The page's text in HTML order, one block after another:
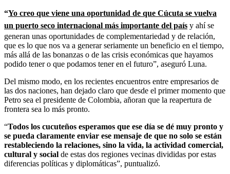
“Yo creo que viene una oportunidad de que Cúcuta se vuelva
un puerto seco internacional más importante del país y ahí se
generan unas oportunidades de complementariedad y de relación,
que es lo que nos va a generar seriamente un beneficio en el tiempo,
más allá de las bonanzas o de las crisis económicas que hayamos
podido tener o que podamos tener en el futuro”, aseguró Luna.
Del mismo modo, en los recientes encuentros entre empresarios de
las dos naciones, han dejado claro que desde el primer momento que
Petro sea el presidente de Colombia, añoran que la reapertura de
frontera sea lo más pronto.
“Todos los cucuteños esperamos que ese día se dé muy pronto y
se pueda claramente enviar ese mensaje de que no solo se están
restableciendo la relaciones, sino la vida, la actividad comercial,
cultural y social de estas dos regiones vecinas divididas por estas
diferencias políticas y diplomáticas”, puntualizó.